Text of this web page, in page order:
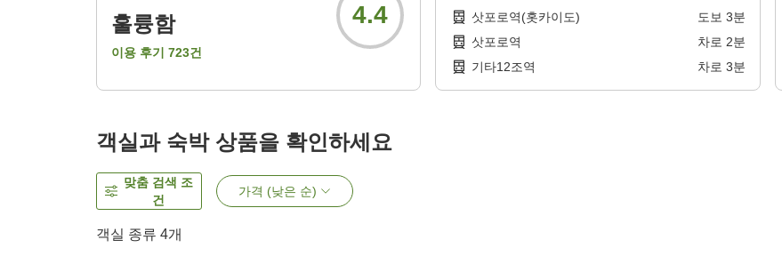
훌륭함
이용 후기 723건
4.4 삿포로역(홋카이도) 도보 3분
삿포로역
차로 2분
기타12조역
차로 3분
객실과 숙박 상품을 확인하세요
맞춤 검색 조
건
가격 (낮은 순)
객실 종류 4개